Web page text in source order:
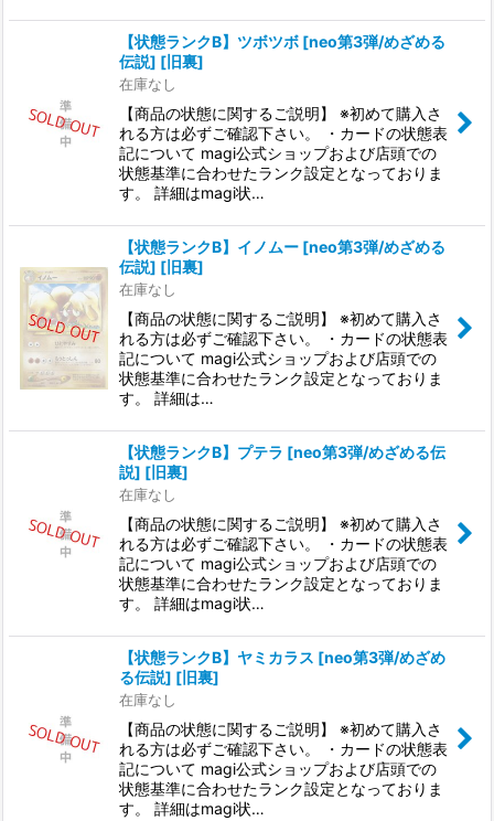
【状態ランクB】ツボツボ [neo第3弾/めざめる
伝説] [旧裏]
在庫なし
【商品の状態に関するご説明】 ※初めて購入さ
れる方は必ずご確認下さい。 ・カードの状態表
記について magi公式ショップおよび店頭での
状態基準に合わせたランク設定となっておりま
す。 詳細はmagi状…
【状態ランクB】イノムー [neo第3弾/めざめる
伝説] [旧裏]
在庫なし
【商品の状態に関するご説明】 ※初めて購入さ
れる方は必ずご確認下さい。 ・カードの状態表
記について magi公式ショップおよび店頭での
状態基準に合わせたランク設定となっておりま
す。 詳細は…
【状態ランクB】プテラ [neo第3弾/めざめる伝
説] [旧裏]
在庫なし
【商品の状態に関するご説明】 ※初めて購入さ
れる方は必ずご確認下さい。 ・カードの状態表
記について magi公式ショップおよび店頭での
状態基準に合わせたランク設定となっておりま
す。 詳細はmagi状…
【状態ランクB】ヤミカラス [neo第3弾/めざめ
る伝説] [旧裏]
在庫なし
【商品の状態に関するご説明】 ※初めて購入さ
れる方は必ずご確認下さい。 ・カードの状態表
記について magi公式ショップおよび店頭での
状態基準に合わせたランク設定となっておりま
す。 詳細はmagi状…